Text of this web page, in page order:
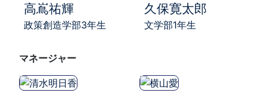
高嶌祐輝
政策創造学部3年生
久保寛太郎
文学部1年生
マネージャー